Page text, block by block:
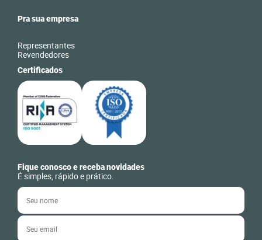
Pra sua empresa
Representantes
Revendedores
Certificados
Fique conosco e receba novidades
É simples, rápido e prático.